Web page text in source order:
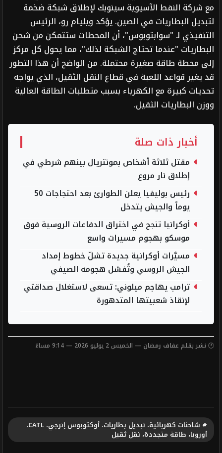
مع شركة النفط الآسيوية سينوبك لإطلاق شبكة ضخمة
لتبديل البطاريات في الصين. يؤكد ويليام رو، الرئيس
التنفيذي لـ "سوابتوبوس"، أن المحطات ستتمكن من شحن
البطاريات "عندما تحتاج الشبكة لذلك"، مما يحول كل مركز
إلى محطة طاقة صغيرة محتملة. من الواضح أن هذا التطور
قد يغير قواعد اللعبة في قطاع النقل الثقيل، الذي يواجه
تحديات كبيرة مع الكهرباء بسبب متطلبات الطاقة العالية
ووزن البطاريات الثقيل.
أخبار ذات صلة
مقتل ثلاثة أشخاص بمونتريال بينهم شرطي في
إطلاق نار مروع
رئيس بوليفيا يعلن الطوارئ بعد احتجاجات 50
يوماً والجيش يتدخل
أوكرانيا تنجح في اختراق الدفاعات الروسية فوق
موسكو بهجوم مسيرات واسع
مسيَّرات أوكرانية جديدة تشلّ خطوط إمداد
الجيش الروسي وتُفشل هجومه الصيفي
ترامب يهاجم ميلوني: تسعى لاستغلال صداقتي
لإنقاذ شعبيتها المتدهورة
🕐 نشر بقلم عفاف رمضان — الخميس 2 يوليو 2026 — 9:14 مساءً
# شاحنات كهربائية، تبديل بطاريات، أوكتوبوس إنرجي، CATL،
أوروبا، طاقة متجددة، نقل ثقيل